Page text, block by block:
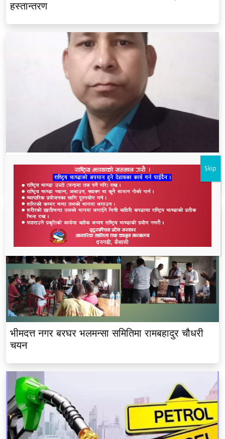
हस्तान्तरण
थारू आयोगमा रानाथारूको सहभागिता : संवैधानिक,
ऐतिहासिक र समावेशी दृष्टिकोणबाट विश्लेषण
भीमदत्त नगर बरघर भलमन्सा समितिमा रामबहादुर चौधरी
चयन
Skip